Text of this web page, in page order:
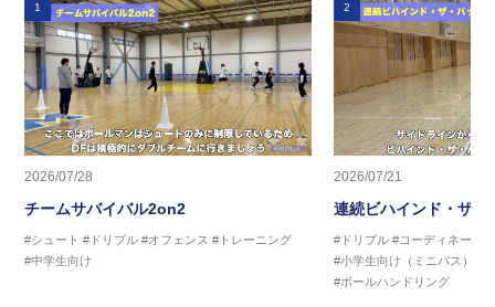
1
2026/07/28
チームサバイバル2on2
#シュート #ドリブル #オフェンス #トレーニング
#中学生向け
2
2026/07/21
連続ビハインド・ザ・
#ドリブル #コーディネーシ
#小学生向け（ミニバス）
#ボールハンドリング